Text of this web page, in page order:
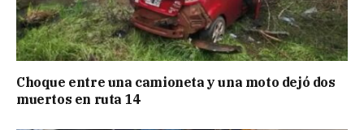
Choque entre una camioneta y una moto dejó dos
muertos en ruta 14